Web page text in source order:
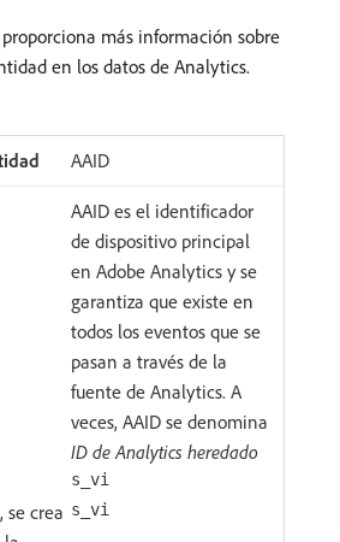
más información sobre
en los datos de Analytics.
AAID
AAID es el identificador
de dispositivo principal
en Adobe Analytics y se
garantiza que existe en
todos los eventos que se
pasan a través de la
fuente de Analytics. A
veces, AAID se denomina
ID de Analytics heredado
s_vi
se crea s_vi